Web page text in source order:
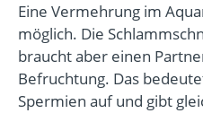
Eine Vermehrung im
möglich. Die
braucht aber einen
Befruchtung. Das
Spermien auf und gibt